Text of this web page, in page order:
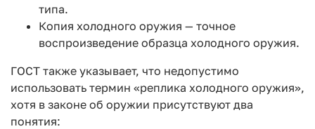
типа.
Копия холодного оружия — точное
воспроизведение образца холодного оружия.
ГОСТ также указывает, что недопустимо
использовать термин «реплика холодного оружия»,
хотя в законе об оружии присутствуют два
понятия: